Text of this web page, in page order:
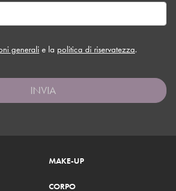
generali e la politica di riservatezza.
INVIA
MAKE-UP
CORPO